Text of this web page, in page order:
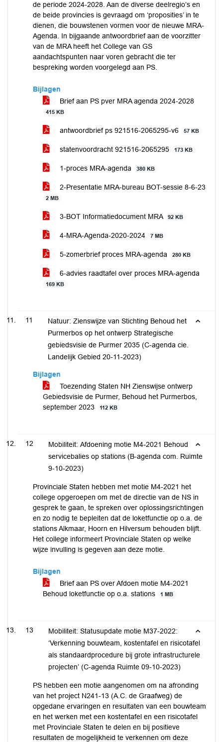
de periode 2024-2028. Aan de diverse deelregio’s en
de beide provincies is gevraagd om ‘proposities’ in te
dienen, die bouwstenen vormen voor de nieuwe MRA-
Agenda. In bijgaande antwoordbrief aan de voorzitter
van de MRA heeft het College van GS
aandachtspunten naar voren gebracht die ter
bespreking worden voorgelegd aan PS.
Bijlagen
Brief aan PS pver MRA agenda 2024-2028
415 KB
antwoordbrief ps 921516-2065295-v6 57 KB
statenvoordracht 921516-2065295 173 KB
1-proces MRA-agenda 380 KB
2-Presentatie MRA-bureau BOT-sessie 8-6-23
2 MB
3-BOT Informatiedocument MRA 92 KB
4-MRA-Agenda-2020-2024 7 MB
5-zomerbrief proces MRA-agenda 280 KB
6-advies raadtafel over proces MRA-agenda
169 KB
11
Natuur: Zienswijze van Stichting Behoud het
Purmerbos op het ontwerp Strategische
gebiedsvisie de Purmer 2035 (C-agenda cie.
Landelijk Gebied 20-11-2023)
Bijlagen
Toezending Staten NH Zienswijse ontwerp
Gebiedsvisie de Purmer, Behoud het Purmerbos,
september 2023
112 KB
12
Mobiliteit: Afdoening motie M4-2021 Behoud
servicebalies op stations (B-agenda com. Ruimte
9-10-2023)
Provinciale Staten hebben met motie M4-2021 het
college opgeroepen om met de directie van de NS in
gesprek te gaan, te spreken over oplossingsrichtingen
en zo nodig te bepleiten dat de loketfunctie op o.a. de
stations Alkmaar, Hoorn en Hilversum behouden blijft.
Het college informeert Provinciale Staten op welke
wijze invulling is gegeven aan deze motie.
Bijlagen
Brief aan PS over Afdoen motie M4-2021
Behoud loketfunctie op o.a. stations
1 MB
13
Mobiliteit: Statusupdate motie M37-2022:
‘Verkenning bouwteam, kostentafel en risicotafel
als standaardprocedure bij grote infrastructurele
projecten’ (C-agenda Ruimte 09-10-2023)
PS hebben een motie aangenomen om na afronding
van het project N241-13 (A.C. de Graafweg) de
opgedane ervaringen en resultaten van een bouwteam
en het werken met een kostentafel en een risicotafel
met Provinciale Staten te delen en bij positieve
resultaten de mogelijkheid te verkennen om deze